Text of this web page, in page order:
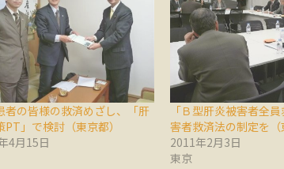
者の皆様の救済めざし、「肝
PT」で検討（東京都）
4月15日
「Ｂ型肝炎被害者全
害者救済法の制定を（
2011年2月3日
東京